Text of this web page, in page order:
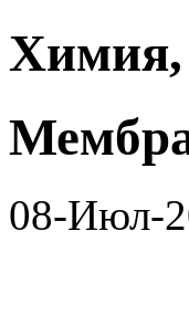
Химия,
08-Июл-